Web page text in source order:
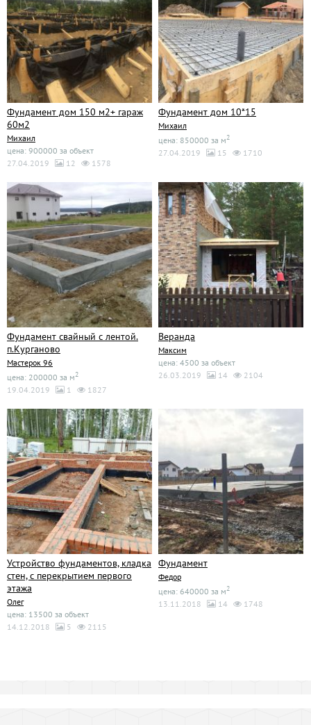
Фундамент дом 150 м2+ гараж
60м2
Михаил
цена: 900000 за объект
27.04.2019
12 1578
Фундамент дом 10*15
Михаил
цена: 850000 за м2
27.04.2019 15 1710
Фундамент свайный с лентой.
п.Курганово
Мастерок 96
цена: 200000 за м2
19.04.2019 1 1827
Веранда
Максим
цена: 4500 за объект
26.03.2019
14 2104
Устройство фундаментов, кладка
стен, с перекрытием первого
этажа
Олег
цена: 13500 за объект
14.12.2018
5 2115
Фундамент
Федор
цена: 640000 за м2
13.11.2018 14 1748